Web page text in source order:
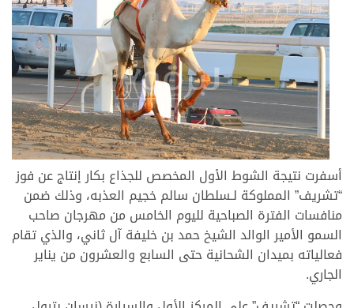
أسفرت نتيجة الشوط الأول المخصص للجذاع بكار إنتاج عن فوز
“تشريف” المملوكة لـسلطان سالم خجيم العذبه، وذلك ضمن
منافسات الفترة الصباحية لليوم الخامس من مهرجان صاحب
السمو الأمير الوالد الشيخ حمد بن خليفة آل ثاني، والذي تقام
فعالياته بميدان الشحانية حتى السابع والعشرون من يناير
الجاري.